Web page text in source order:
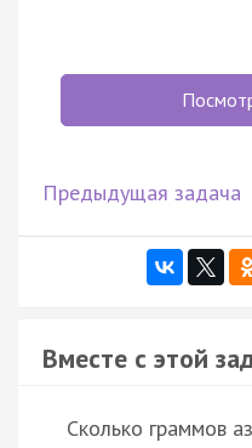
Предыдущая задача
Вместе с этой
Сколько граммов